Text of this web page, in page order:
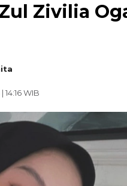
Zivilia
WIB